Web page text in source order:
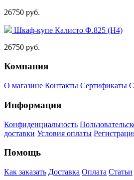
26750 руб.
Шкаф-купе Калисто Ф.825 (Н4)
26750 руб.
Компания
О магазине Контакты Сертификаты
Информация
Конфиденциальность
доставки Условия оплаты
Помощь
Как заказать Доставка Оплата Статьи